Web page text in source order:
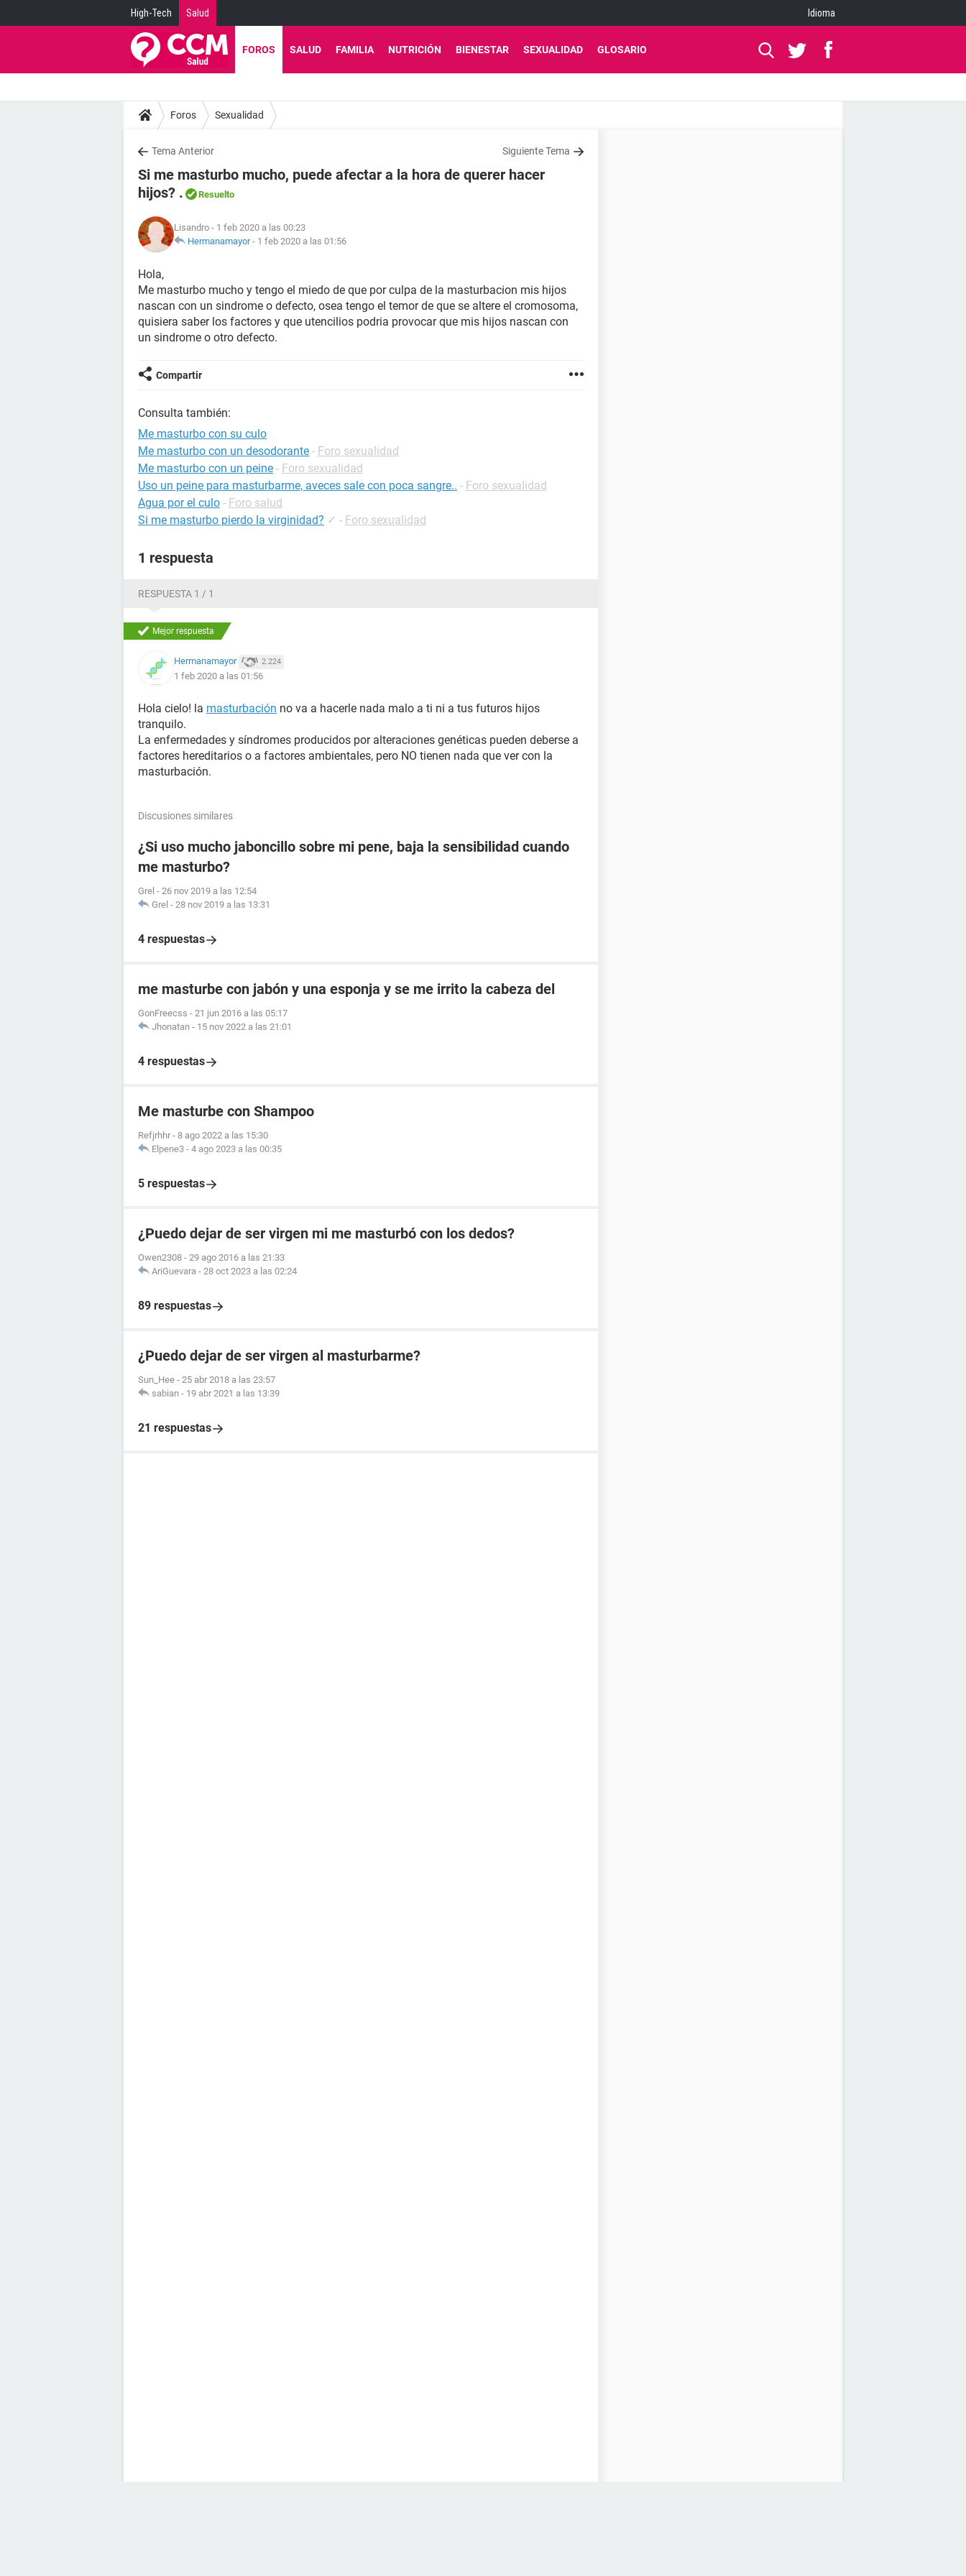
High-Tech Salud Idioma
FOROS SALUD FAMILIA NUTRICIÓN BIENESTAR SEXUALIDAD GLOSARIO
Foros Sexualidad
Tema Anterior Siguiente Tema
Si me masturbo mucho, puede afectar a la hora de querer hacer
hijos? .
Resuelto
Lisandro - 1 feb 2020 a las 00:23
Hermanamayor- 1 feb 2020 a las 01:56
Hola,
Me masturbo mucho y tengo el miedo de que por culpa de la masturbacion mis hijos
nascan con un sindrome o defecto, osea tengo el temor de que se altere el cromosoma,
quisiera saber los factores y que utencilios podria provocar que mis hijos nascan con
un sindrome o otro defecto.
Compartir
Consulta también:
Me masturbo con su culo
Me masturbo con un desodorante - Foro sexualidad
Me masturbo con un peine - Foro sexualidad
Uso un peine para masturbarme, aveces sale con poca sangre.. - Foro sexualidad
Agua por el culo - Foro salud
Si me masturbo pierdo la virginidad? ✓ - Foro sexualidad
1 respuesta
RESPUESTA 1 / 1
Mejor respuesta
Hermanamayor 2.224
1 feb 2020 a las 01:56
Hola cielo! la masturbación no va a hacerle nada malo a ti ni a tus futuros hijos
tranquilo.
La enfermedades y síndromes producidos por alteraciones genéticas pueden deberse a
factores hereditarios o a factores ambientales, pero NO tienen nada que ver con la
masturbación.
Discusiones similares
¿Si uso mucho jaboncillo sobre mi pene, baja la sensibilidad cuando
me masturbo?
Grel - 26 nov 2019 a las 12:54
Grel - 28 nov 2019 a las 13:31
4 respuestas
me masturbe con jabón y una esponja y se me irrito la cabeza del
GonFreecss - 21 jun 2016 a las 05:17
Jhonatan - 15 nov 2022 a las 21:01
4 respuestas
Me masturbe con Shampoo
Refjrhhr - 8 ago 2022 a las 15:30
Elpene3 - 4 ago 2023 a las 00:35
5 respuestas
¿Puedo dejar de ser virgen mi me masturbó con los dedos?
Owen2308 - 29 ago 2016 a las 21:33
AriGuevara - 28 oct 2023 a las 02:24
89 respuestas
¿Puedo dejar de ser virgen al masturbarme?
Sun_Hee - 25 abr 2018 a las 23:57
sabian - 19 abr 2021 a las 13:39
21 respuestas